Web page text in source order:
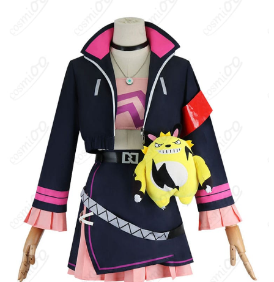
演、ハロウィン、アニメコン、パーティー
収納方法
ハンガーに吊るす、収納ケースに入れる、
衣装袋に保管
商品状態
新品未使用
洗濯方法
手洗い推奨、漂白不可
レイン・シンジケートの塔（Rayne Syndicate Tower）のボス。
序盤に挑むことになる塔主で、相棒パル「グリズボルト
（Grizzbolt）」と共に戦う。雷属性の高出力攻撃でプレイヤーを
圧倒するタイムリミット方式のボス戦が特徴。
キャラクター設定
：レイン・シンジケートに属する塔ボス。挑発
的で自信に満ちた振る舞いが目立ち、バトルでは相棒「グリズボ
ルト」と連携して雷撃主体の攻勢を仕掛ける。作中での正式名称
は「ゾーイ」で、一般に見られる「ゾーイ・レイン」はシンジケ
ート名（Rayne）の混同による非公式表記。